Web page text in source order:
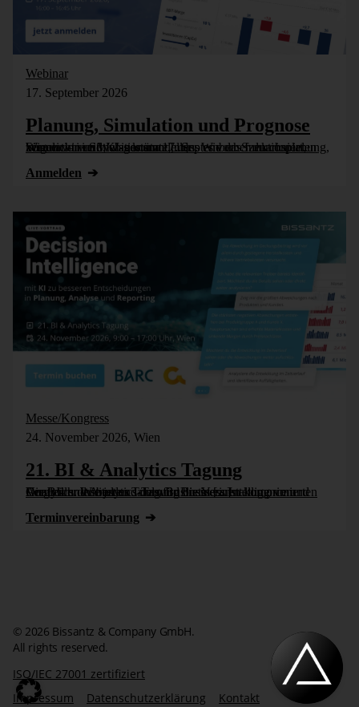
Webinar
17. September 2026
Planung, Simulation und Prognose
Wer nicht weiß, was kommt, muss es vorher durchspielen können – in Simulationsmodellen. Wie das funktioniert, zeigen wir im Webinar am 17. September: Szenarioplanung, Simulation und KI-gestützte [...]
Anmelden
Messe/Kongress
24. November 2026, Wien
21. BI & Analytics Tagung
Die BI- und Analytics-Tagung bietet einen komprimierten Vergleich der besten Tools für Business Intelligence und Analytics. Wie jedes Jahr wird die Veranstaltung vom Controller Institut und dem Business [...]
Termin­vereinbarung
© 2026 Bissantz & Company GmbH.
All rights reserved.
ISO/IEC 27001 zertifiziert
Impressum
Datenschutzerklärung Kontakt